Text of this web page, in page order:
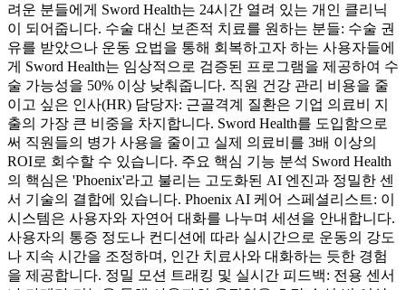
려운 분들에게 Sword Health는 24시간 열려 있는 개인 클리닉
이 되어줍니다. 수술 대신 보존적 치료를 원하는 분들: 수술 권
유를 받았으나 운동 요법을 통해 회복하고자 하는 사용자들에
게 Sword Health는 임상적으로 검증된 프로그램을 제공하여 수
술 가능성을 50% 이상 낮춰줍니다. 직원 건강 관리 비용을 줄
이고 싶은 인사(HR) 담당자: 근골격계 질환은 기업 의료비 지
출의 가장 큰 비중을 차지합니다. Sword Health를 도입함으로
써 직원들의 병가 사용을 줄이고 실제 의료비를 3배 이상의
ROI로 회수할 수 있습니다. 주요 핵심 기능 분석 Sword Health
의 핵심은 'Phoenix'라고 불리는 고도화된 AI 엔진과 정밀한 센
서 기술의 결합에 있습니다. Phoenix AI 케어 스페셜리스트: 이
시스템은 사용자와 자연어 대화를 나누며 세션을 안내합니다.
사용자의 통증 정도나 컨디션에 따라 실시간으로 운동의 강도
나 지속 시간을 조정하며, 인간 치료사와 대화하는 듯한 경험
을 제공합니다. 정밀 모션 트래킹 및 실시간 피드백: 전용 센서